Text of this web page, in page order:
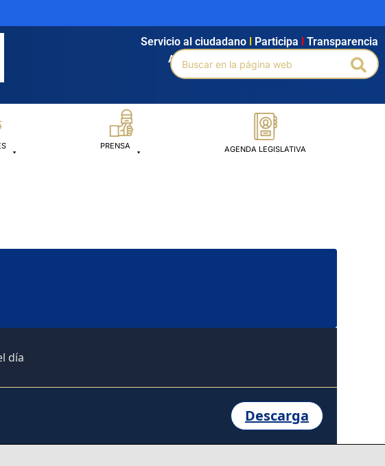
Agendamiento Intranet Búsqueda avanzada
Servicio al ciudadano Participa Transparencia
Buscar
por:
PRENSA AGENDA LEGISLATIVA
día
Descarga